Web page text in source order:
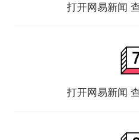
打开网易新闻
打开网易新闻